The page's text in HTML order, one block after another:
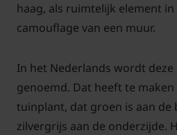
haag, als ruimtelijk element
camouflage van een muur.
In het Nederlands wordt
genoemd. Dat heeft te
tuinplant, dat groen is aan de
zilvergrijs aan de onderzijde.